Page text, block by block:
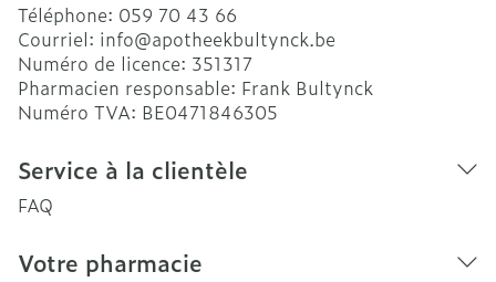
Téléphone: 059 70 43 66
Courriel: info@apotheekbultynck.be
Numéro de licence: 351317
Pharmacien responsable: Frank Bultynck
Numéro TVA: BE0471846305
Service à la clientèle
FAQ
Votre pharmacie